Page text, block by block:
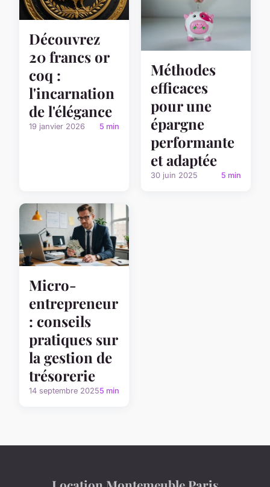
Découvrez
20 francs or
coq :
l'incarnation
de l'élégance
19 janvier 2026 5 min
Méthodes
efficaces
pour une
épargne
performante
et adaptée
30 juin 2025 5 min
Micro-
entrepreneur
: conseils
pratiques sur
la gestion de
trésorerie
14 septembre 20255 min